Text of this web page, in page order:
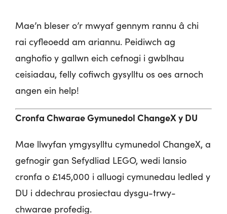
Mae’n bleser o’r mwyaf gennym rannu â chi
rai cyfleoedd am ariannu. Peidiwch ag
anghofio y gallwn eich cefnogi i gwblhau
ceisiadau, felly cofiwch gysylltu os oes arnoch
angen ein help!
Cronfa Chwarae Gymunedol ChangeX y DU
Mae llwyfan ymgysylltu cymunedol ChangeX, a
gefnogir gan Sefydliad LEGO, wedi lansio
cronfa o £145,000 i alluogi cymunedau ledled y
DU i ddechrau prosiectau dysgu-trwy-
chwarae profedig.